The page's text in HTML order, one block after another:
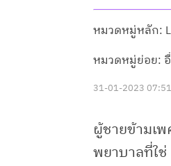
หมวดหมู่หลัก:
หมวดหมู่ย่อย:
31-01-2023 07:51
ผู้ชายข้ามเ
พยาบาลที่ใ